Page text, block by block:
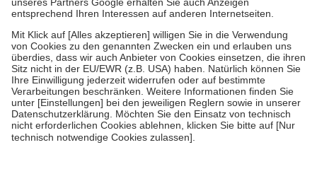
Um das Engagement der Versicherten für ihre eigene Gesundheit zu
stärken und die besondere Stellung der Familie zu unterstützen,
fallenkeine Zuzahlungenan bei:
• Kindern und Jugendlichen bis zum vollendeten 18. Lebensjahr
mit Ausnahme der Fahrkosten
• Untersuchungen zur Vorsorge und Früherkennung, die von der
GKV getragen werden
• empfohlenen Schutzimpfungen
• Harn- und Blutteststreifen